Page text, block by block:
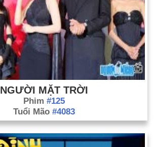
NGƯỜI MẶT TRỜI
Phim #125
Tuổi Mão #4083